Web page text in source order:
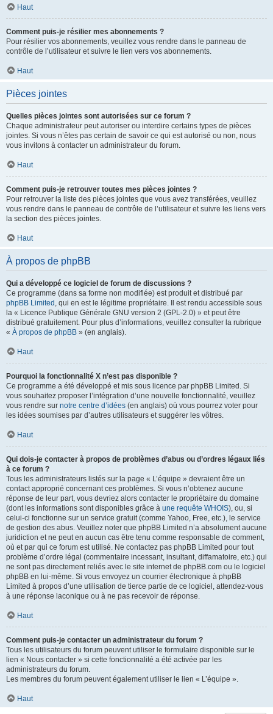
Haut
Comment puis-je résilier mes abonnements ?
Pour résilier vos abonnements, veuillez vous rendre dans le panneau de
contrôle de l’utilisateur et suivre le lien vers vos abonnements.
Haut
Pièces jointes
Quelles pièces jointes sont autorisées sur ce forum ?
Chaque administrateur peut autoriser ou interdire certains types de pièces
jointes. Si vous n’êtes pas certain de savoir ce qui est autorisé ou non, nous
vous invitons à contacter un administrateur du forum.
Haut
Comment puis-je retrouver toutes mes pièces jointes ?
Pour retrouver la liste des pièces jointes que vous avez transférées, veuillez
vous rendre dans le panneau de contrôle de l’utilisateur et suivre les liens vers
la section des pièces jointes.
Haut
À propos de phpBB
Qui a développé ce logiciel de forum de discussions ?
Ce programme (dans sa forme non modifiée) est produit et distribué par
phpBB Limited , qui en est le légitime propriétaire. Il est rendu accessible sous
la « Licence Publique Générale GNU version 2 (GPL-2.0) » et peut être
distribué gratuitement. Pour plus d’informations, veuillez consulter la rubrique
« À propos de phpBB » (en anglais).
Haut
Pourquoi la fonctionnalité X n’est pas disponible ?
Ce programme a été développé et mis sous licence par phpBB Limited. Si
vous souhaitez proposer l’intégration d’une nouvelle fonctionnalité, veuillez
vous rendre sur notre centre d’idées (en anglais) où vous pourrez voter pour
les idées soumises par d’autres utilisateurs et suggérer les vôtres.
Haut
Qui dois-je contacter à propos de problèmes d’abus ou d’ordres légaux liés
à ce forum ?
Tous les administrateurs listés sur la page « L’équipe » devraient être un
contact approprié concernant ces problèmes. Si vous n’obtenez aucune
réponse de leur part, vous devriez alors contacter le propriétaire du domaine
(dont les informations sont disponibles grâce à une requête WHOIS), ou, si
celui-ci fonctionne sur un service gratuit (comme Yahoo, Free, etc.), le service
de gestion des abus. Veuillez noter que phpBB Limited n’a absolument aucune
juridiction et ne peut en aucun cas être tenu comme responsable de comment,
où et par qui ce forum est utilisé. Ne contactez pas phpBB Limited pour tout
problème d’ordre légal (commentaire incessant, insultant, diffamatoire, etc.) qui
ne sont pas directement reliés avec le site internet de phpBB.com ou le logiciel
phpBB en lui-même. Si vous envoyez un courrier électronique à phpBB
Limited à propos d’une utilisation de tierce partie de ce logiciel, attendez-vous
à une réponse laconique ou à ne pas recevoir de réponse.
Haut
Comment puis-je contacter un administrateur du forum ?
Tous les utilisateurs du forum peuvent utiliser le formulaire disponible sur le
lien « Nous contacter » si cette fonctionnalité a été activée par les
administrateurs du forum.
Les membres du forum peuvent également utiliser le lien « L’équipe ».
Haut